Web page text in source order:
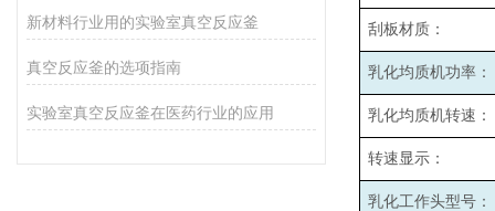
新材料行业用的实验室真空反应釜
真空反应釜的选项指南
实验室真空反应釜在医药行业的应用
刮板材质：
乳化均质机功率：
乳化均质机转速：
转速显示：
乳化工作头型号：